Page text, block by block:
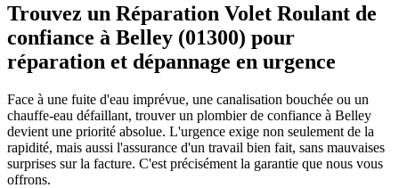
Trouvez un Réparation Volet Roulant de
confiance à Belley (01300) pour
réparation et dépannage en urgence
Face à une fuite d'eau imprévue, une canalisation bouchée ou un
chauffe-eau défaillant, trouver un plombier de confiance à Belley
devient une priorité absolue. L'urgence exige non seulement de la
rapidité, mais aussi l'assurance d'un travail bien fait, sans mauvaises
surprises sur la facture. C'est précisément la garantie que nous vous
offrons.